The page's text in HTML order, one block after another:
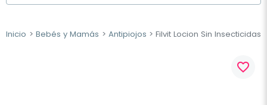
Inicio Bebés y Mamás Antipiojos Filvit Locion Sin Insecticidas
favorite_border